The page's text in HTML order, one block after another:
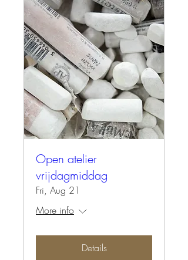
Open atelier
vrijdagmiddag
Fri, Aug 21
More info
Details